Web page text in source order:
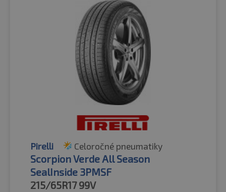
Pirelli Celoročné pneumatiky
Scorpion Verde All Season
SealInside 3PMSF
215/65R17 99V